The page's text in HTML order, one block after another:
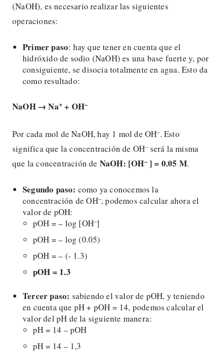
(NaOH), es necesario realizar las siguientes
operaciones:
Primer paso: hay que tener en cuenta que el
hidróxido de sodio (NaOH) es una base fuerte y, por
consiguiente, se disocia totalmente en agua. Esto da
como resultado:
NaOH → Na+ + OH–
Por cada mol de NaOH, hay 1 mol de OH–. Esto
significa que la concentración de OH–será la misma
que la concentración de NaOH: [OH–] = 0.05 M.
Segundo paso: como ya conocemos la
concentración de OH–, podemos calcular ahora el
valor de pOH:
pOH = – log [OH–]
pOH = – log (0.05)
pOH = – (- 1.3)
pOH = 1.3
Tercer paso: sabiendo el valor de pOH, y teniendo
en cuenta que pH + pOH = 14, podemos calcular el
valor del pH de la siguiente manera:
pH = 14 – pOH
pH = 14 – 1,3